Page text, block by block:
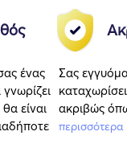
ένας
είναι
Σας
ακριβώς
περισσότερα